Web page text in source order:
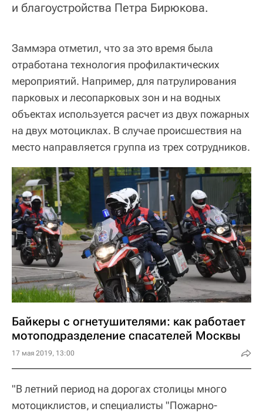
и благоустройства Петра Бирюкова.
Заммэра отметил, что за это время была
отработана технология профилактических
мероприятий. Например, для патрулирования
парковых и лесопарковых зон и на водных
объектах используется расчет из двух пожарных
на двух мотоциклах. В случае происшествия на
место направляется группа из трех сотрудников.
Байкеры с огнетушителями: как работает
мотоподразделение спасателей Москвы
17 мая 2019, 13:00
"В летний период на дорогах столицы много
мотоциклистов, и специалисты "Пожарно-